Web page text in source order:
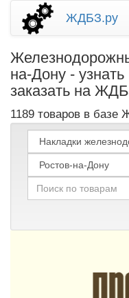
ЖДБЗ.ру
на-Дону -
заказать на
1189 товаров в базе